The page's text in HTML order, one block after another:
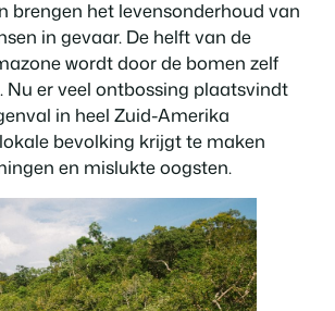
brengen het levensonderhoud van
in gevaar. De helft van de
wordt door de bomen zelf
Nu er veel ontbossing plaatsvindt
in heel Zuid-Amerika
bevolking krijgt te maken
en mislukte oogsten.